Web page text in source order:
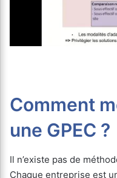
Comment
une GPEC ?
Il n’existe pas de
Chaque entreprise est